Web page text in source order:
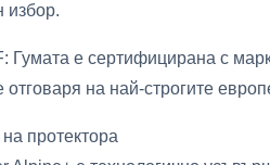
избор.
е сертифицирана с
на най-строгите
протектора